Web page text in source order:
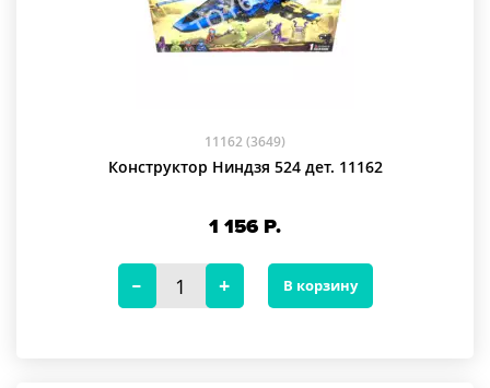
11162 (3649)
Конструктор Ниндзя 524 дет. 11162
1 156 Р.
В корзину